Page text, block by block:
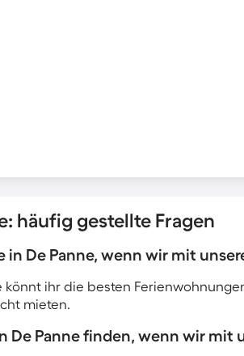
häufig gestellte Fragen
De Panne, wenn wir mit
könnt ihr die besten
mieten.
Panne finden, wenn wir mit